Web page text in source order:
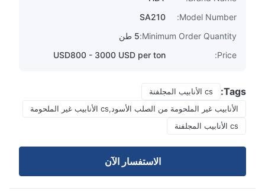
Model Number:
SA210
Minimum Order Quantity: 5 طن
Price:
USD800 - 3000 USD per ton
Tags:
cs الأنابيب المجلفنة
الأنابيب غير الملحومة من الصلب الأسود,cs الأنابيب غير الملحومة
الاستفسار الآن